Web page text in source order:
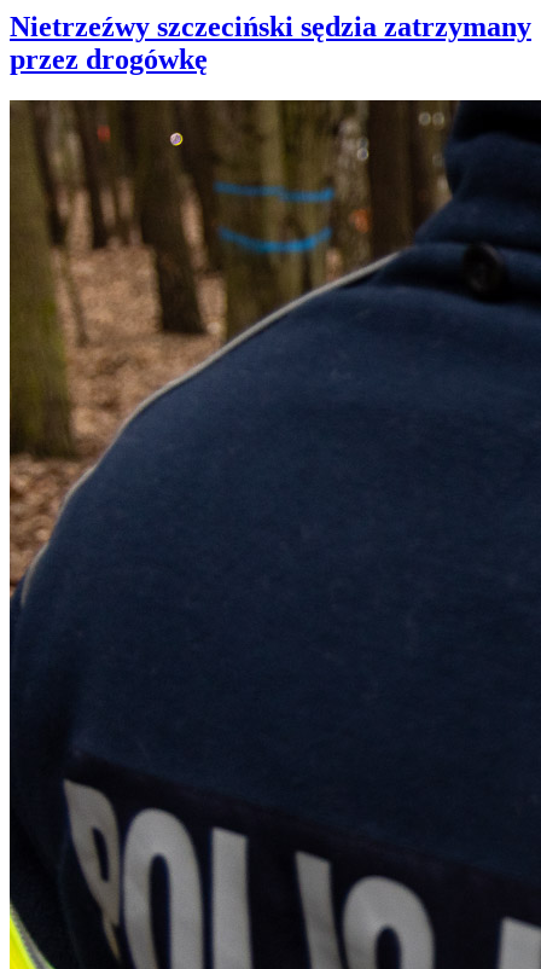
Nietrzeźwy szczeciński sędzia zatrzymany
przez drogówkę